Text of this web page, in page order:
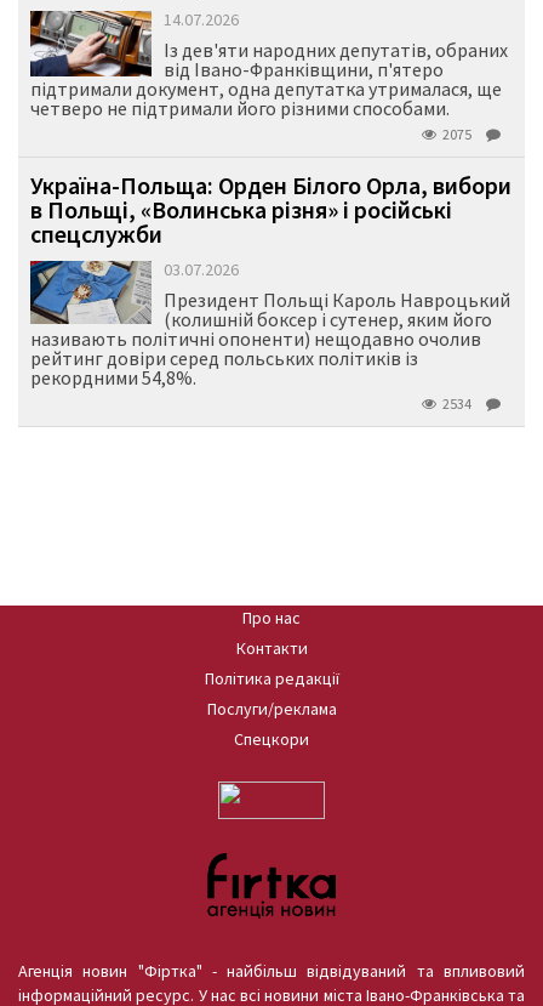
14.07.2026
Із дев'яти народних депутатів, обраних
від Івано-Франківщини, п'ятеро
підтримали документ, одна депутатка утрималася, ще
четверо не підтримали його різними способами.
2075
Україна-Польща: Орден Білого Орла, вибори
в Польщі, «Волинська різня» і російські
спецслужби
03.07.2026
Президент Польщі Кароль Навроцький
(колишній боксер і сутенер, яким його
називають політичні опоненти) нещодавно очолив
рейтинг довіри серед польських політиків із
рекордними 54,8%.
2534
Про нас
Контакти
Політика редакції
Послуги/реклама
Спецкори
Агенція новин "Фіртка" - найбільш відвідуваний та впливовий
інформаційний ресурс. У нас всі новини міста Івано-Франківська та